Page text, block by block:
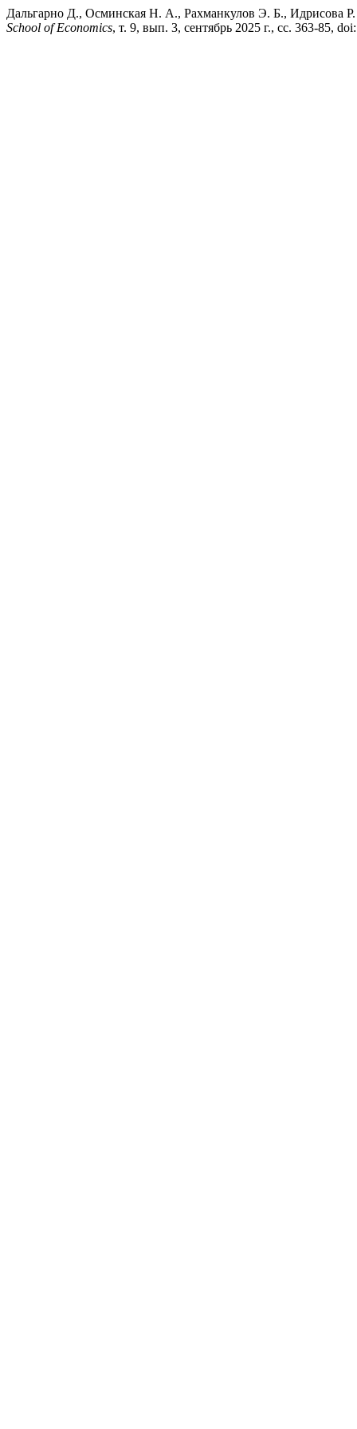
Дальгарно Д., Осминская Н. А., Рахманкулов Э. Б., Идрисова
School of Economics, т. 9, вып. 3, сентябрь 2025 г., сс. 363-85,